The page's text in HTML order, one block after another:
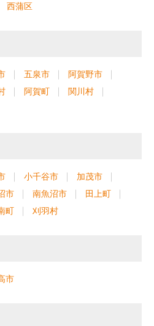
西蒲区
五泉市
阿賀野市
阿賀町
関川村
小千谷市
加茂市
市 南魚沼市
田上町
町 刈羽村
市